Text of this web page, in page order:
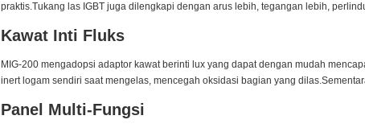
praktis.Tukang las IGBT juga dilengkapi dengan arus lebih, tegangan lebih,
Kawat Inti Fluks
MIG-200 mengadopsi adaptor kawat berinti lux yang dapat dengan mudah
inert logam sendiri saat mengelas, mencegah oksidasi bagian yang
Panel Multi-Fungsi